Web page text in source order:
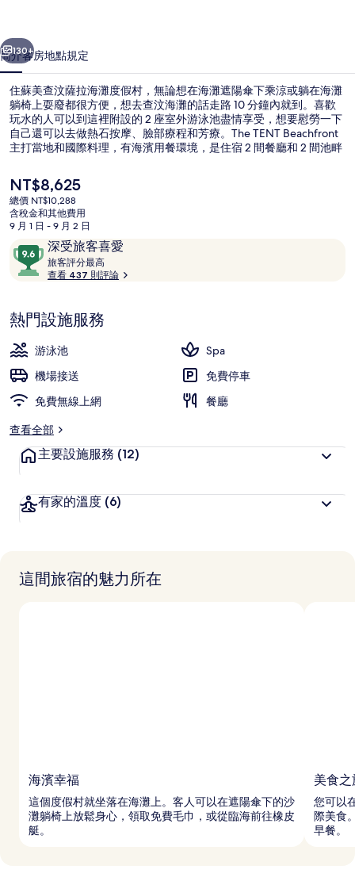
灘
度
假
村
的
相
片
集
個 下一個
130+
簡介客房地點規定
住蘇美查汶薩拉海灘度假村，無論想在海灘遮陽傘下乘涼或躺在海灘
躺椅上耍廢都很方便，想去查汶海灘的話走路 10 分鐘內就到。喜歡
玩水的人可以到這裡附設的 2 座室外游泳池盡情享受，想要慰勞一下
自己還可以去做熱石按摩、臉部療程和芳療。The TENT Beachfront
主打當地和國際料理，有海濱用餐環境，是住宿 2 間餐廳和 2 間池畔
氣室。旅客都對住宿的友善員工讚不絕口。
目
前
的
價
是
NT$8,625
NT$8,625
總價 NT$10,288
含稅金和其他費用
9 月 1 日 - 9 月 2 日
評
論
深受旅客喜愛
9.6
分，
滿
10，
深
受
旅
客
喜
旅客評分最高
客
查看 437 則評論
熱門設施服務
游泳池
Spa
機場接送
免費停車
免費無線上網
餐廳
查看全部
主要設施服務 (12)
有家的溫度 (6)
這間旅宿的魅力所在
海濱幸福
這個度假村就坐落在海灘上。客人可以在遮陽傘下的沙
灘躺椅上放鬆身心，領取免費毛巾，或從臨海前往橡皮
艇。
美食
您可以
際美食
早餐。